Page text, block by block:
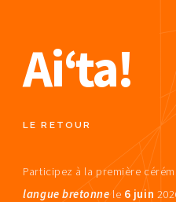
Ai‘ta!
LE RETOUR
Participez à la première
langue bretonnele 6 juin